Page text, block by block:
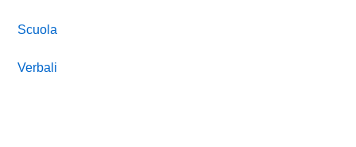
Scuola
Verbali